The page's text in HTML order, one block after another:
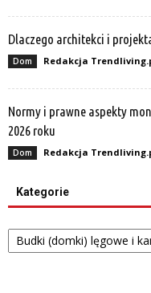
Dlaczego architekci i
Dom Redakcja
Normy i prawne aspekty
2026 roku
Dom Redakcja
Kategorie
Kategorie